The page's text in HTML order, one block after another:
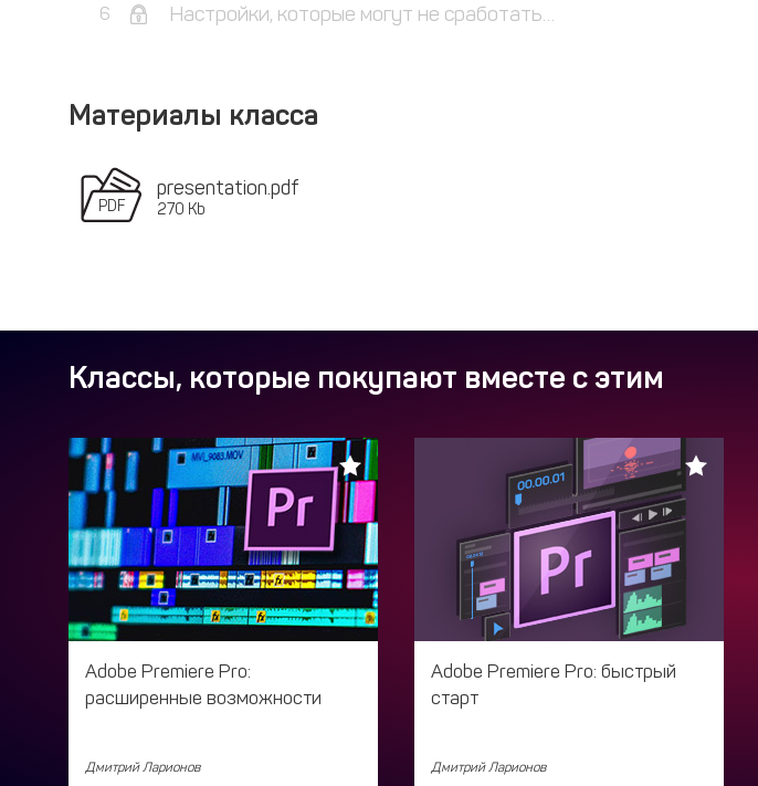
6 Настройки, которые могут не сработать…
Материалы класса
presentation.pdf
270 Kb
Классы, которые покупают вместе с этим
Adobe Premiere Pro:
расширенные возможности
Дмитрий Ларионов
Adobe Premiere Pro: быстрый
старт
Дмитрий Ларионов